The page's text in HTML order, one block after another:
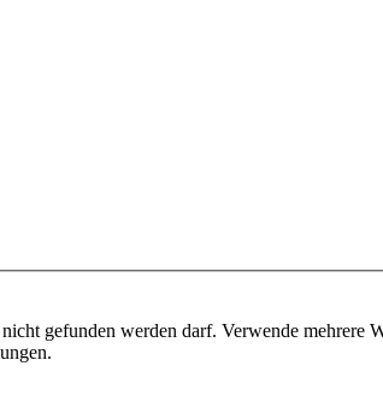
gefunden werden darf. Verwende mehrere